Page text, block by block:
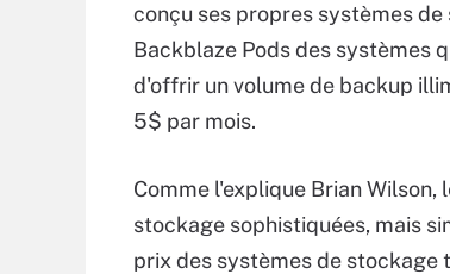
conçu ses propres systèmes de
Backblaze Pods des systèmes
d'offrir un volume de backup
5$ par mois.
Comme l'explique Brian Wilson,
stockage sophistiquées, mais
prix des systèmes de stockage